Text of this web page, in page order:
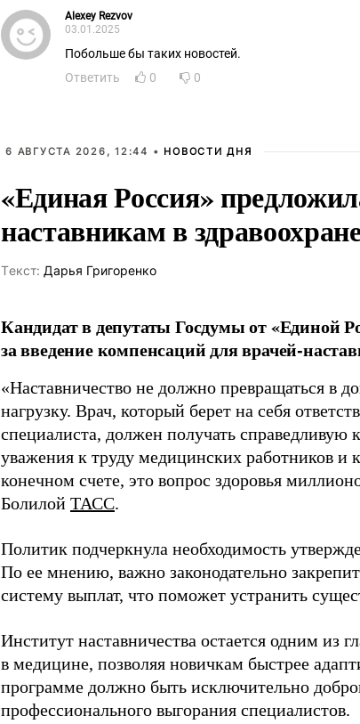
Alexey Rezvov
03.01.2025
Побольше бы таких новостей.
Ответить
0 0
6 АВГУСТА 2026, 12:44 • НОВОСТИ ДНЯ
«Единая Россия»
наставникам в
Tекст: Дарья Григоренко
Кандидат в депутаты Госдумы от «Единой
за введение компенсаций для врачей-
«Наставничество не должно превращаться в
нагрузку. Врач, который берет на себя
специалиста, должен получать справедливую
уважения к труду медицинских работников и
конечном счете, это вопрос здоровья
Болилой ТАСС.
Политик подчеркнула необходимость
По ее мнению, важно законодательно
систему выплат, что поможет устранить
Институт наставничества остается одним из
в медицине, позволяя новичкам быстрее
программе должно быть исключительно
профессионального выгорания специалистов.